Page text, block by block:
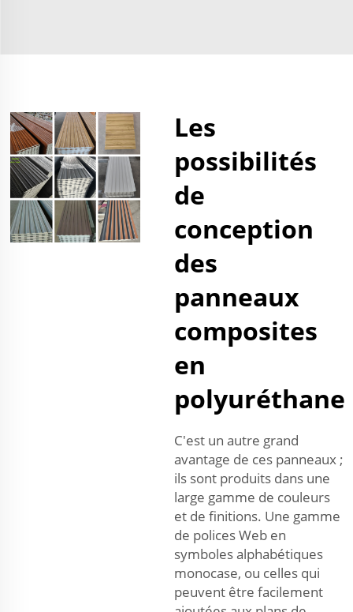
Les
possibilités
de
conception
des
panneaux
composites
en
polyuréthane
C'est un autre grand
avantage de ces panneaux ;
ils sont produits dans une
large gamme de couleurs
et de finitions. Une gamme
de polices Web en
symboles alphabétiques
monocase, ou celles qui
peuvent être facilement